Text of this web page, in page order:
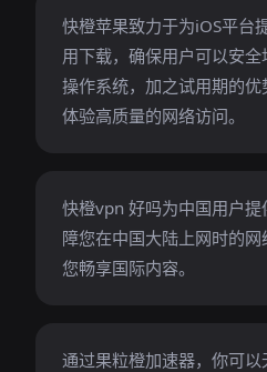
快橙苹果致力于为iOS平台
用下载，确保用户可以安
操作系统，加之试用期的
体验高质量的网络访问。
快橙vpn 好吗为中国用户
障您在中国大陆上网时的
您畅享国际内容。
通过果粒橙加速器，你可